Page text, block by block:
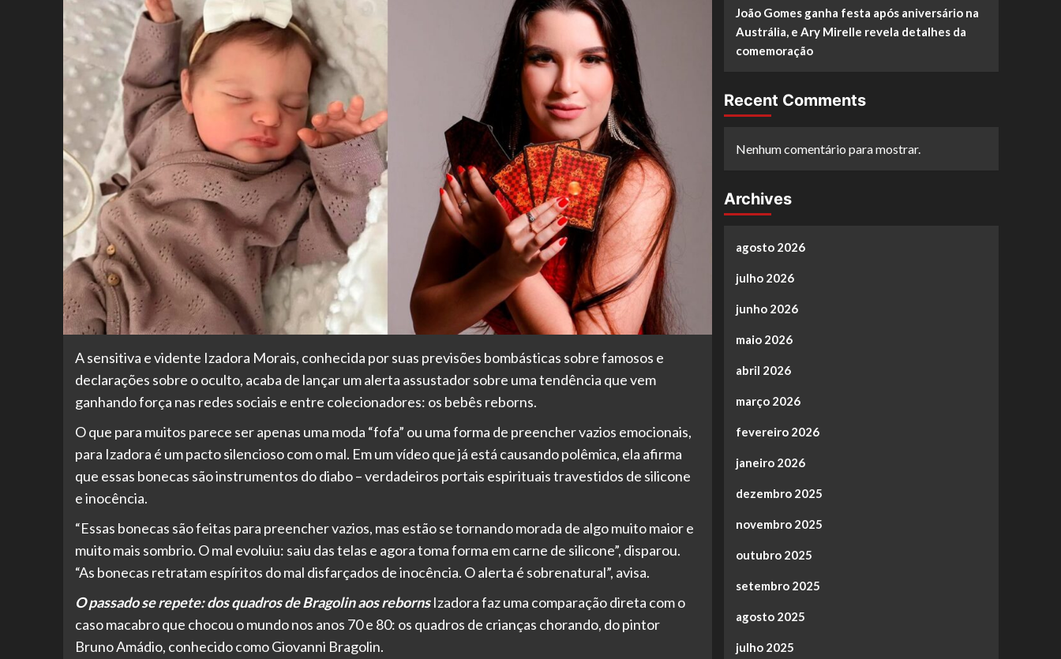
A sensitiva e vidente Izadora Morais, conhecida por suas previsões bombásticas sobre famosos e
declarações sobre o oculto, acaba de lançar um alerta assustador sobre uma tendência que vem
ganhando força nas redes sociais e entre colecionadores: os bebês reborns.
O que para muitos parece ser apenas uma moda “fofa” ou uma forma de preencher vazios emocionais,
para Izadora é um pacto silencioso com o mal. Em um vídeo que já está causando polêmica, ela afirma
que essas bonecas são instrumentos do diabo – verdadeiros portais espirituais travestidos de silicone
e inocência.
“Essas bonecas são feitas para preencher vazios, mas estão se tornando morada de algo muito maior e
muito mais sombrio. O mal evoluiu: saiu das telas e agora toma forma em carne de silicone”, disparou.
“As bonecas retratam espíritos do mal disfarçados de inocência. O alerta é sobrenatural”, avisa.
O passado se repete: dos quadros de Bragolin aos rebornsIzadora faz uma comparação direta com o
caso macabro que chocou o mundo nos anos 70 e 80: os quadros de crianças chorando, do pintor
Bruno Amádio, conhecido como Giovanni Bragolin.
João Gomes ganha festa após aniversário na
Austrália, e Ary Mirelle revela detalhes da
comemoração
Recent Comments
Nenhum comentário para mostrar.
Archives
agosto 2026
julho 2026
junho 2026
maio 2026
abril 2026
março 2026
fevereiro 2026
janeiro 2026
dezembro 2025
novembro 2025
outubro 2025
setembro 2025
agosto 2025
julho 2025